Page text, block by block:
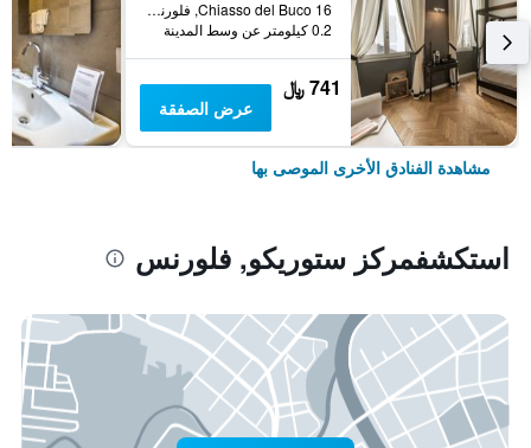
Chiasso del Buco 16, فلورنس, توسكانا, إيطاليا
0.2 كيلومتر عن وسط المدينة
741 ﷼
عرض الصفقة
مشاهدة الفنادق الأخرى الموصى بها
استكشفمركز ستوريكو, فلورنس